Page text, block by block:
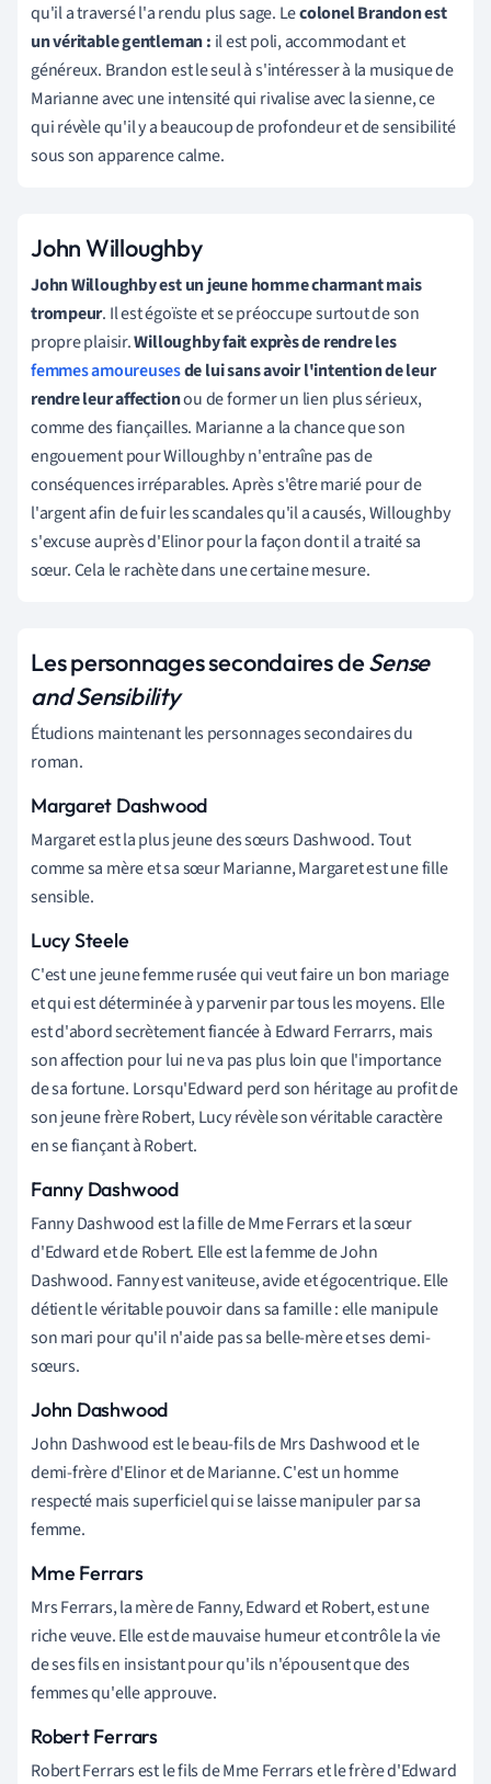
qu'il a traversé l'a rendu plus sage. Lecolonel Brandon est
un véritable gentleman : il est poli, accommodant et
généreux. Brandon est le seul à s'intéresser à la musique de
Marianne avec une intensité qui rivalise avec la sienne, ce
qui révèle qu'il y a beaucoup de profondeur et de sensibilité
sous son apparence calme.
John Willoughby
John Willoughby est un jeune homme charmant mais
trompeur. Il est égoïste et se préoccupe surtout de son
propre plaisir.Willoughby fait exprès de rendre les
femmes amoureusesde lui sans avoir l'intention de leur
rendre leur affectionou de former un lien plus sérieux,
comme des fiançailles. Marianne a la chance que son
engouement pour Willoughby n'entraîne pas de
conséquences irréparables. Après s'être marié pour de
l'argent afin de fuir les scandales qu'il a causés, Willoughby
s'excuse auprès d'Elinor pour la façon dont il a traité sa
sœur. Cela le rachète dans une certaine mesure.
Les personnages secondaires deSense
and Sensibility
Étudions maintenant les personnages secondaires du
roman.
Margaret Dashwood
Margaret est la plus jeune des sœurs Dashwood. Tout
comme sa mère et sa sœur Marianne, Margaret est une fille
sensible.
Lucy Steele
C'est une jeune femme rusée qui veut faire un bon mariage
et qui est déterminée à y parvenir par tous les moyens. Elle
est d'abord secrètement fiancée à Edward Ferrarrs, mais
son affection pour lui ne va pas plus loin que l'importance
de sa fortune. Lorsqu'Edward perd son héritage au profit de
son jeune frère Robert, Lucy révèle son véritable caractère
en se fiançant à Robert.
Fanny Dashwood
Fanny Dashwood est la fille de Mme Ferrars et la sœur
d'Edward et de Robert. Elle est la femme de John
Dashwood. Fanny est vaniteuse, avide et égocentrique. Elle
détient le véritable pouvoir dans sa famille : elle manipule
son mari pour qu'il n'aide pas sa belle-mère et ses demi-
sœurs.
John Dashwood
John Dashwood est le beau-fils de Mrs Dashwood et le
demi-frère d'Elinor et de Marianne. C'est un homme
respecté mais superficiel qui se laisse manipuler par sa
femme.
Mme Ferrars
Mrs Ferrars, la mère de Fanny, Edward et Robert, est une
riche veuve. Elle est de mauvaise humeur et contrôle la vie
de ses fils en insistant pour qu'ils n'épousent que des
femmes qu'elle approuve.
Robert Ferrars
Robert Ferrars est le fils de Mme Ferrars et le frère d'Edward